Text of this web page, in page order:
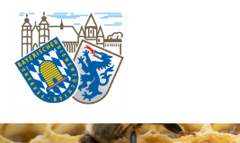
Inhalt
springen
Bezirks-
Bienenzuchtverein
Ingolstadt
e.V